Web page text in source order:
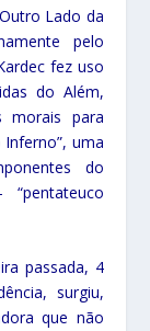
Lado da
pelo
fez uso
do Além,
morais para
uma
do
passada, 4
surgiu,
que não